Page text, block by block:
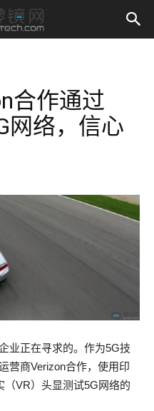
合作通过
网络，信心
业正在寻求的。作为5G技
营商Verizon合作，使用印
（VR）头显测试5G网络的